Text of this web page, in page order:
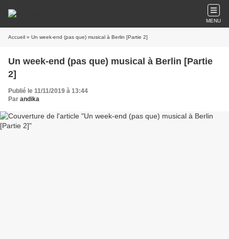
MENU
Accueil » Un week-end (pas que) musical à Berlin [Partie 2]
Un week-end (pas que) musical à Berlin [Partie
2]
Publié le 11/11/2019 à 13:44
Par andika